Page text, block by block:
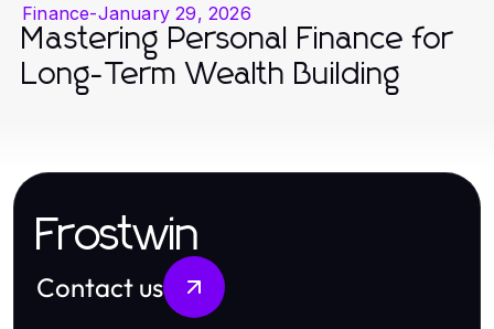
Finance-January 29, 2026
Mastering Personal Finance for
Long-Term Wealth Building
Frostwin
Contact us